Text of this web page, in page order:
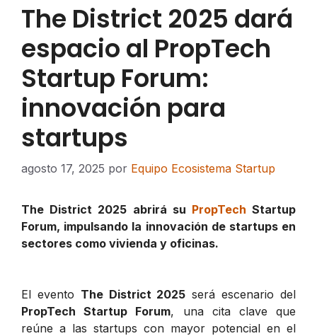
The District 2025 dará
espacio al PropTech
Startup Forum:
innovación para
startups
agosto 17, 2025 por Equipo Ecosistema Startup
The District 2025 abrirá su PropTech Startup
Forum, impulsando la innovación de startups en
sectores como vivienda y oficinas.
El evento The District 2025 será escenario del
PropTech Startup Forum, una cita clave que
reúne a las startups con mayor potencial en el